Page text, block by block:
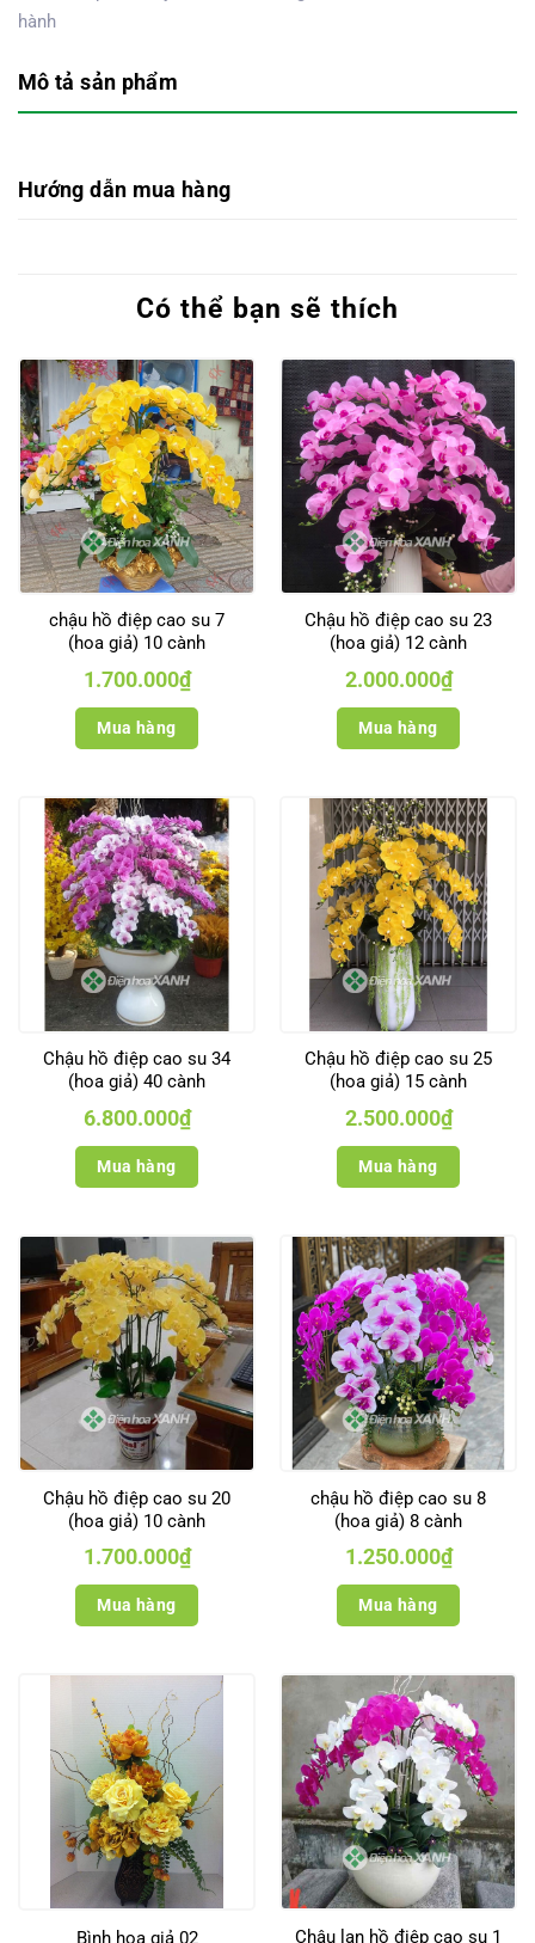
hành
Mô tả sản phẩm
Hướng dẫn mua hàng
Có thể bạn sẽ thích
chậu hồ điệp cao su 7
(hoa giả) 10 cành
1.700.000₫
Mua hàng
Chậu hồ điệp cao su 23
(hoa giả) 12 cành
2.000.000₫
Mua hàng
Chậu hồ điệp cao su 34
(hoa giả) 40 cành
6.800.000₫
Mua hàng
Chậu hồ điệp cao su 25
(hoa giả) 15 cành
2.500.000₫
Mua hàng
Chậu hồ điệp cao su 20
(hoa giả) 10 cành
1.700.000₫
Mua hàng
chậu hồ điệp cao su 8
(hoa giả) 8 cành
1.250.000₫
Mua hàng
Bình hoa giả 02 Chậu lan hồ điệp cao su 1